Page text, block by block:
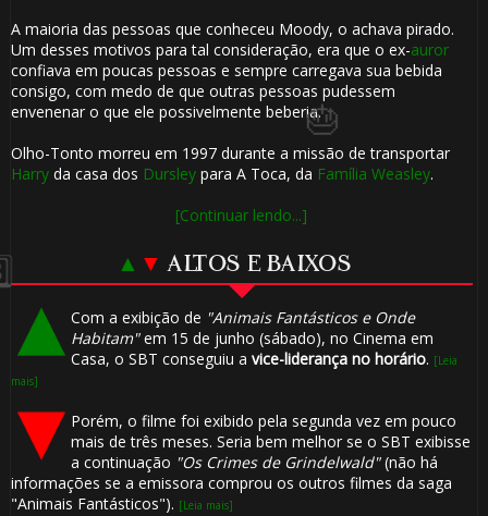
A maioria das pessoas que conheceu Moody, o achava pirado.
Um desses motivos para tal consideração, era que o ex-auror
confiava em poucas pessoas e sempre carregava sua bebida
consigo, com medo de que outras pessoas pudessem
envenenar o que ele possivelmente beberia.
Olho-Tonto morreu em 1997 durante a missão de transportar
Harryda casa dos Dursleypara A Toca, da Família Weasley.
[Continuar lendo...]
▲ ▼ ALTOS E BAIXOS
Com a exibição de "Animais Fantásticos e Onde
Habitam"em 15 de junho (sábado), no Cinema em
Casa, o SBT conseguiu a vice-liderança no horário. [Leia
mais]
Porém, o filme foi exibido pela segunda vez em pouco
mais de três meses. Seria bem melhor se o SBT exibisse
a continuação "Os Crimes de Grindelwald"(não há
informações se a emissora comprou os outros filmes da saga
"Animais Fantásticos"). [Leia mais]
1️⃣ 8️⃣⚡
1️⃣ 8️⃣
⚡
🎈